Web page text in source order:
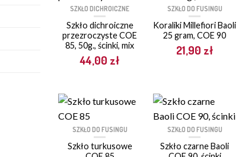
SZKŁO DICHROICZNE
Szkło dichroiczne
przezroczyste COE
85, 50g., ścinki, mix
44,00 zł
SZKŁO DO FUSINGU
Koraliki Millefiori Baoli
25 gram, COE 90
21,90 zł
SZKŁO DO FUSINGU
Szkło turkusowe
SZKŁO DO FUSINGU
Szkło czarne Baoli